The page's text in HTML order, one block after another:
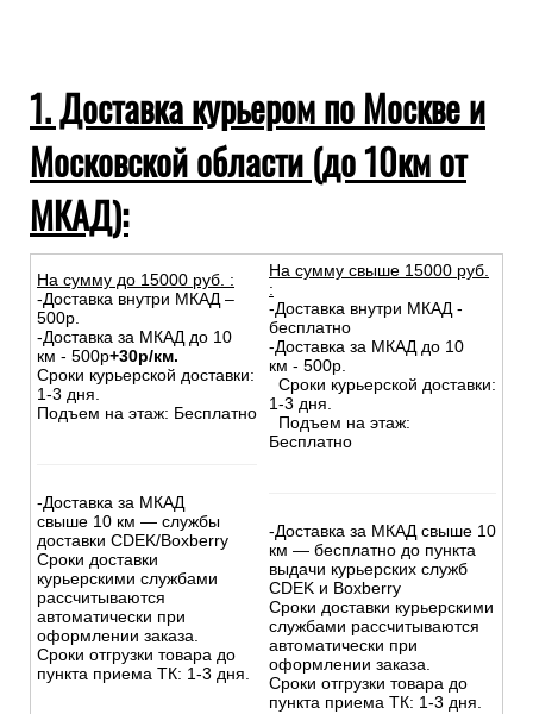
1. Доставка курьером по Москве и
Московской области (до 10км от
МКАД):
На сумму до 15000 руб. :
-Доставка внутри МКАД –
500р.
-Доставка за МКАД до 10
км - 500р+30р/км.
Сроки курьерской доставки:
1-3 дня.
Подъем на этаж: Бесплатно
-Доставка за МКАД
свыше 10 км — службы
доставки CDEK/Boxberry
Сроки доставки
курьерскими службами
рассчитываются
автоматически при
оформлении заказа.
Сроки отгрузки товара до
пункта приема ТК: 1-3 дня.
На сумму свыше 15000 руб.
:
-Доставка внутри МКАД -
бесплатно
-Доставка за МКАД до 10
км - 500р.
Сроки курьерской доставки:
1-3 дня.
Подъем на этаж:
Бесплатно
-Доставка за МКАД свыше 10
км — бесплатно до пункта
выдачи курьерских служб
CDEK и Boxberry
Сроки доставки курьерскими
службами рассчитываются
автоматически при
оформлении заказа.
Сроки отгрузки товара до
пункта приема ТК: 1-3 дня.